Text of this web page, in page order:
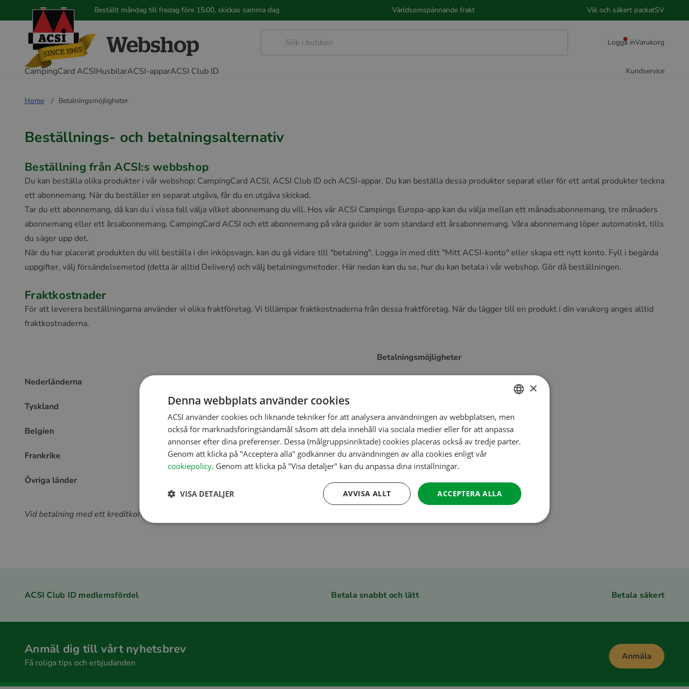
Beställt måndag till fredag före 15:00, skickas samma dag Världsomspännande frakt Väl och säkert packatSV
Logga inVarukorg
CampingCard ACSIHusbilarACSI-apparACSI Club ID Kundservice
Home Betalningsmöjligheter
Beställnings- och betalningsalternativ
Beställning från ACSI:s webbshop
Du kan beställa olika produkter i vår webshop: CampingCard ACSI, ACSI Club ID och ACSI-appar. Du kan beställa dessa produkter separat eller för ett antal produkter teckna
ett abonnemang. När du beställer en separat utgåva, får du en utgåva skickad.
Tar du ett abonnemang, då kan du i vissa fall välja vilket abonnemang du vill. Hos vår ACSI Campings Europa-app kan du välja mellan ett månadsabonnemang, tre månaders
abonnemang eller ett årsabonnemang. CampingCard ACSI och ett abonnemang på våra guider är som standard ett årsabonnemang. Våra abonnemang löper automatiskt, tills
du säger upp det.
När du har placerat produkten du vill beställa i din inköpsvagn, kan du gå vidare till "betalning". Logga in med ditt "Mitt ACSI-konto" eller skapa ett nytt konto. Fyll i begärda
uppgifter, välj försändelsemetod (detta är alltid Delivery) och välj betalningsmetoder. Här nedan kan du se, hur du kan betala i vår webshop. Gör då beställningen.
Fraktkostnader
För att leverera beställningarna använder vi olika fraktföretag. Vi tillämpar fraktkostnaderna från dessa fraktföretag. När du lägger till en produkt i din varukorg anges alltid
fraktkostnaderna.
Betalningsmöjligheter
Nederländerna
Tyskland
Belgien Bancontact, Sofort, Visa, Mastercard
Frankrike Visa, Mastercard, Carte Bancaire
Övriga länder Visa, Mastercard
Vid betalning med ett kreditkort debiteras beloppet direkt.
ACSI Club ID medlemsfördel Betala snabbt och lätt Betala säkert
Anmäl dig till vårt nyhetsbrev
Få roliga tips och erbjudanden
Anmäla
DUTCH
ENGLISH
ITALIAN
DANISH
×
Denna webbplats använder cookies
ACSI använder cookies och liknande tekniker för att analysera användningen av webbplatsen, men
också för marknadsföringsändamål såsom att dela innehåll via sociala medier eller för att anpassa
annonser efter dina preferenser. Dessa (målgruppsinriktade) cookies placeras också av tredje parter.
Genom att klicka på "Acceptera alla" godkänner du användningen av alla cookies enligt vår
cookiepolicy. Genom att klicka på "Visa detaljer" kan du anpassa dina inställningar.
ACCEPTERA ALLA
AVVISA ALLT
VISA DETALJER